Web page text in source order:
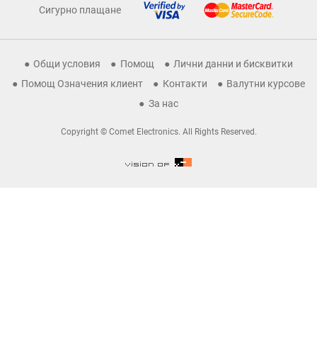
Сигурно плащане
Общи условия Помощ
Лични данни и бисквитки
Помощ Означения клиент
Контакти
Валутни курсове
За нас
Copyright © Comet Electronics. All Rights Reserved.